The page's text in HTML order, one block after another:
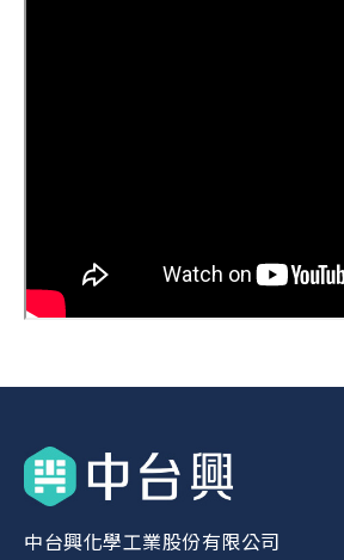
中台興化學工業股份有限公司